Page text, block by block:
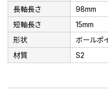
長軸長さ
98mm
短軸長さ
15mm
形状
ボールポ
材質
S2